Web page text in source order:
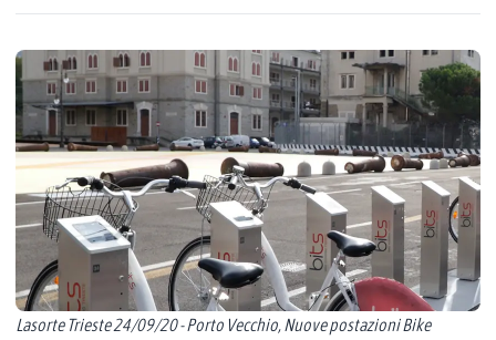
Lasorte Trieste 24/09/20 - Porto Vecchio, Nuove postazioni Bike